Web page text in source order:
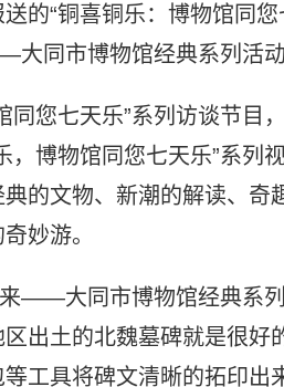
的“铜喜铜乐：博物馆同
大同市博物馆经典系列活动
同您七天乐”系列访谈节目
，博物馆同您七天乐”系列
的文物、新潮的解读、奇
妙游。
来——大同市博物馆经典系
出土的北魏墓碑就是很
工具将碑文清晰的拓印